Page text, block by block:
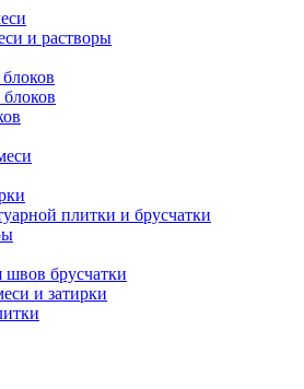
и растворы
плитки и брусчатки
швов брусчатки
и затирки